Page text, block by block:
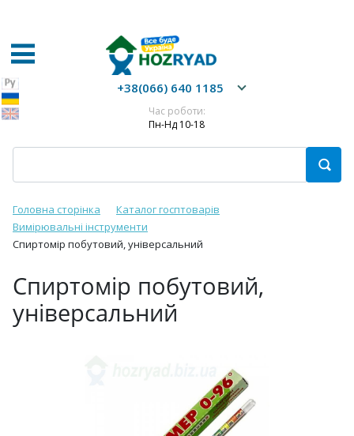
+38(066) 640 1185
Час роботи:
Пн-Нд 10-18
Головна сторінка
Каталог госптоварів
Вимірювальні інструменти
Спиртомір побутовий, універсальний
Спиртомір побутовий,
універсальний